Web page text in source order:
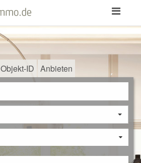
Toggle
Objekt-ID Anbieten